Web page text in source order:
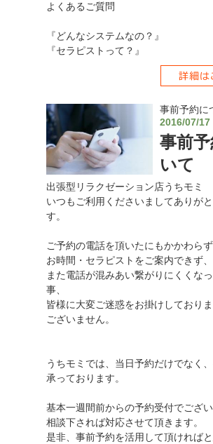
よくあるご質問
『どんなシステムなの？』
『セラピストって？』
事前予約に
2016/07/17
事前
いて
出張型リラクゼーション店うちモミ
いつもご利用くださいましてありが
す。
ご予約の電話を頂いたにもかかわら
お時間・セラピストをご案内できず、
また電話が混みあい繋がりにくくな
事、
皆様に大変ご迷惑をお掛けしており
ございません。
うちモミでは、当日予約だけでなく
承っております。
基本一週間前からの予約受付でござ
相談下されば対応させて頂きます。
是非、事前予約を活用して頂ければと